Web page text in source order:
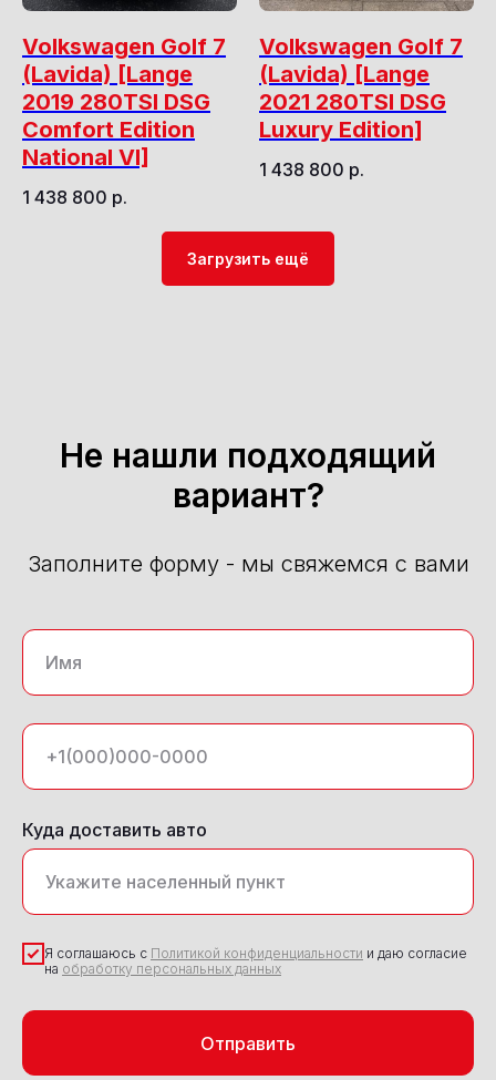
Volkswagen Golf 7
(Lavida) [Lange
2019 280TSI DSG
Comfort Edition
National VI]
1 438 800 р.
Volkswagen Golf 7
(Lavida) [Lange
2021 280TSI DSG
Luxury Edition]
1 438 800 р.
Загрузить ещё
Не нашли подходящий
вариант?
Заполните форму - мы свяжемся с вами
Куда доставить авто
Я соглашаюсь с Политикой конфиденциальности и даю согласие
на обработку персональных данных
Отправить